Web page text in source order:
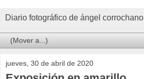
Diario fotográfico de ángel corrochano
jueves, 30 de abril de 2020